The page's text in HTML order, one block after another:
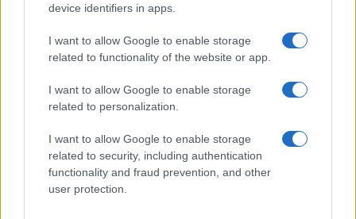
device identifiers in apps.
I want to allow Google to enable storage
related to functionality of the website or app.
I want to allow Google to enable storage
related to personalization.
I want to allow Google to enable storage
related to security, including authentication
functionality and fraud prevention, and other
user protection.
Leggi i commenti
SEDUTE SATIRICHE
Vignetta del 07/08/2026